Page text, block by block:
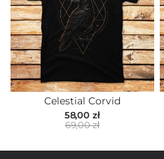
Celestial Corvid
58,00 zł
69,00 zł